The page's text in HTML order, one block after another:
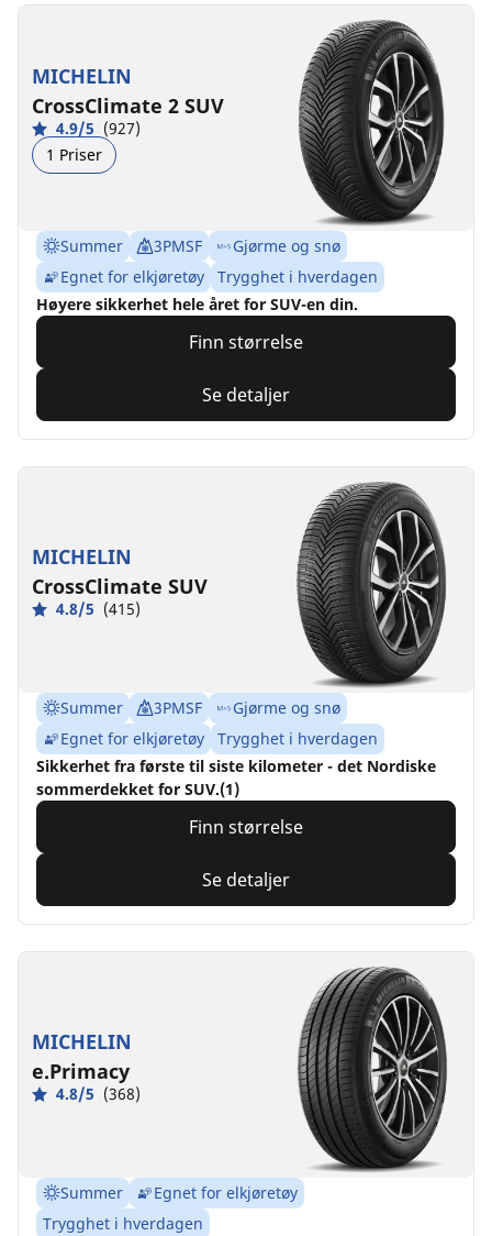
MICHELIN
CrossClimate 2 SUV
4.9/5 (927)
1 Priser
Summer 3PMSF
Gjørme og snø
Egnet for elkjøretøy
Trygghet i hverdagen
Høyere sikkerhet hele året for SUV-en din.
Finn størrelse
Se detaljer
MICHELIN
CrossClimate SUV
4.8/5 (415)
Summer 3PMSF
Gjørme og snø
Egnet for elkjøretøy
Trygghet i hverdagen
Sikkerhet fra første til siste kilometer - det Nordiske
sommerdekket for SUV.(1)
Finn størrelse
Se detaljer
MICHELIN
e.Primacy
4.8/5 (368)
Summer
Egnet for elkjøretøy
Trygghet i hverdagen